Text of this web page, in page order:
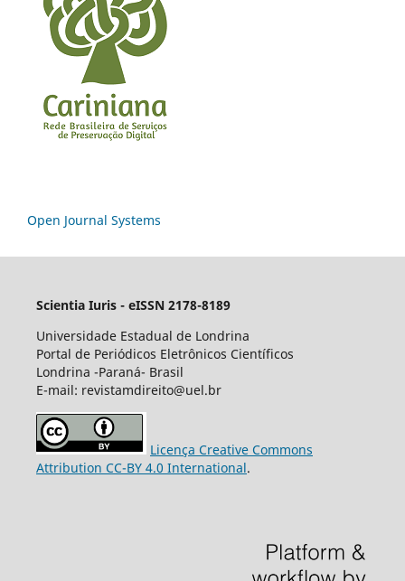
Open Journal Systems
Scientia Iuris - eISSN 2178-8189
Universidade Estadual de Londrina
Portal de Periódicos Eletrônicos Científicos
Londrina -Paraná- Brasil
E-mail: revistamdireito@uel.br
Licença Creative Commons
Attribution CC-BY 4.0 International.